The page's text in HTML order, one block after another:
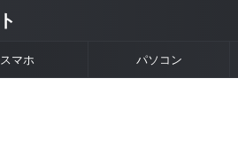
スマホ パソコン